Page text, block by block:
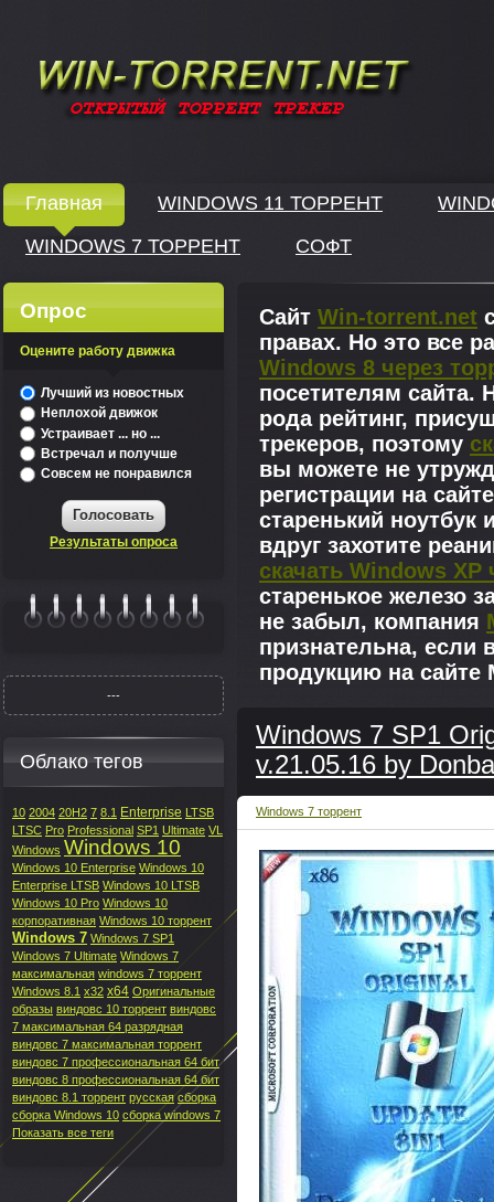
Главная WINDOWS 11 ТОРРЕНТ
WINDOWS 7 ТОРРЕНТ
СОФТ
Сайт Win-torrent.net
правах. Но это все
Windows 8 через
посетителям сайта.
рода рейтинг,
трекеров, поэтому
вы можете не
регистрации на
старенький
вдруг захотите
скачать Windows XP
старенькое железо
не забыл, компания
признательна, если
продукцию на сайте
Windows 7 SP1
v.21.05.16 by
Windows 7 торрент
Опрос
Оцените работу движка
Лучший из новостных
Неплохой движок
Устраивает ... но ...
Встречал и получше
Совсем не понравился
Голосовать
Результаты опроса
---
Облако тегов
10 2004 20H2 7 8.1 Enterprise LTSB
LTSC Pro Professional SP1 Ultimate VL
Windows Windows 10
Windows 10 Enterprise Windows 10
Enterprise LTSB Windows 10 LTSB
Windows 10 Pro Windows 10
корпоративная Windows 10 торрент
Windows 7 Windows 7 SP1
Windows 7 Ultimate Windows 7
максимальная windows 7 торрент
Windows 8.1 x32 x64 Оригинальные
образы виндовс 10 торрент виндовс
7 максимальная 64 разрядная
виндовс 7 максимальная торрент
виндовс 7 профессиональная 64 бит
виндовс 8 профессиональная 64 бит
виндовс 8.1 торрент русская сборка
сборка Windows 10 сборка windows 7
Показать все теги